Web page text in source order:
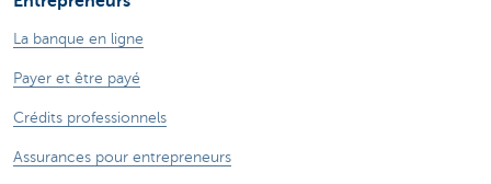
La banque en ligne
Payer et être payé
Crédits professionnels
Assurances pour entrepreneurs